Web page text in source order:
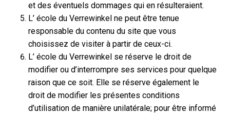
et des éventuels dommages qui en résulteraient.
L’ école du Verrewinkel ne peut être tenue
responsable du contenu du site que vous
choisissez de visiter à partir de ceux-ci.
L’ école du Verrewinkel se réserve le droit de
modifier ou d’interrompre ses services pour quelque
raison que ce soit. Elle se réserve également le
droit de modifier les présentes conditions
d’utilisation de manière unilatérale; pour être informé